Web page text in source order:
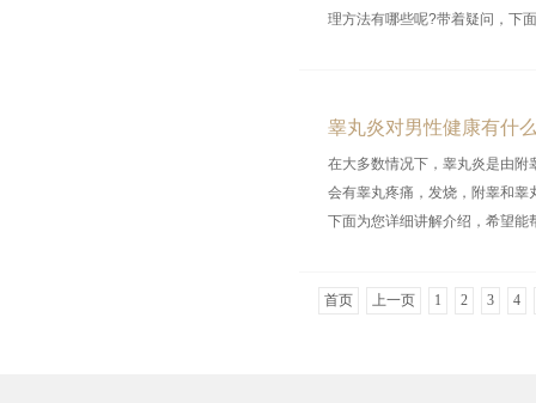
理方法有哪些呢?带着疑问，下
睾丸炎对男性健康有什
在大多数情况下，睾丸炎是由附
会有睾丸疼痛，发烧，附睾和
下面为您详细讲解介绍，希望能
首页 上一页 1 2 3 4